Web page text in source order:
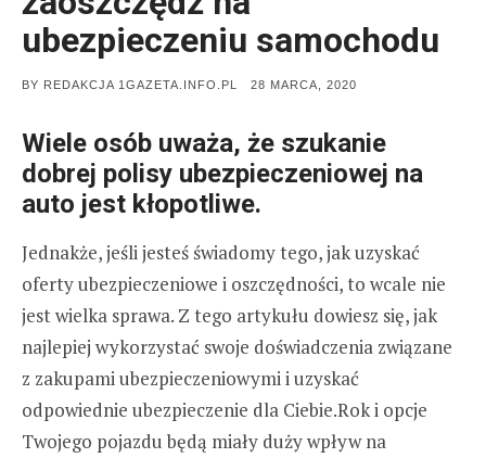
ubezpieczeniu samochodu
BY REDAKCJA 1GAZETA.INFO.PL
POSTED
28 MARCA, 2020
Wiele osób uważa, że ​​szukanie
dobrej polisy ubezpieczeniowej na
auto jest kłopotliwe.
Jednakże, jeśli jesteś świadomy tego, jak uzyskać
oferty ubezpieczeniowe i oszczędności, to wcale nie
jest wielka sprawa. Z tego artykułu dowiesz się, jak
najlepiej wykorzystać swoje doświadczenia związane
z zakupami ubezpieczeniowymi i uzyskać
odpowiednie ubezpieczenie dla Ciebie.Rok i opcje
Twojego pojazdu będą miały duży wpływ na